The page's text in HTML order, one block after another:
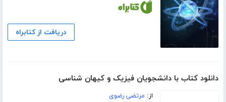
دریافت از کتابراه
دانلود کتاب با دانشجویان فیزیک و کیهان شناسی
از: مرتضی رضوی